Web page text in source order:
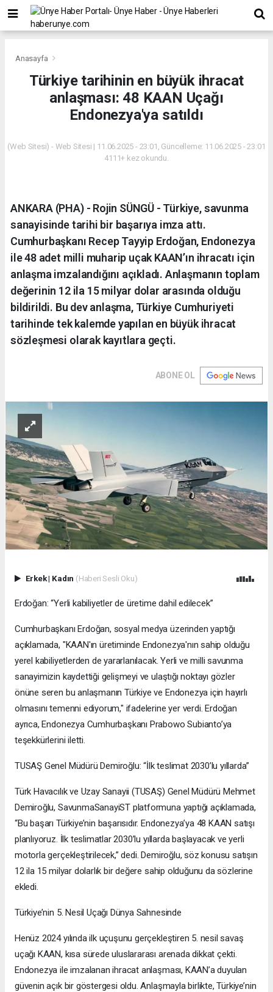
Anasayfa
Türkiye tarihinin en büyük ihracat
anlaşması: 48 KAAN Uçağı
Endonezya'ya satıldı
(Web Sitesi) - Web Sitesi | 11.06.2025 - 23:01, Güncelleme: 11.06.2025 - 23:01
4111+ kez okundu.
ANKARA (PHA) - Rojin SÜNGÜ - Türkiye, savunma
sanayisinde tarihi bir başarıya imza attı.
Cumhurbaşkanı Recep Tayyip Erdoğan, Endonezya
ile 48 adet milli muharip uçak KAAN’ın ihracatı için
anlaşma imzalandığını açıkladı. Anlaşmanın toplam
değerinin 12 ila 15 milyar dolar arasında olduğu
bildirildi. Bu dev anlaşma, Türkiye Cumhuriyeti
tarihinde tek kalemde yapılan en büyük ihracat
sözleşmesi olarak kayıtlara geçti.
ABONE OL
Erkek| Kadın (Haberi Sesli Oku)
Erdoğan: “Yerli kabiliyetler de üretime dahil edilecek”
Cumhurbaşkanı Erdoğan, sosyal medya üzerinden yaptığı
açıklamada, "KAAN'ın üretiminde Endonezya'nın sahip olduğu
yerel kabiliyetlerden de yararlanılacak. Yerli ve milli savunma
sanayimizin kaydettiği gelişmeyi ve ulaştığı noktayı gözler
önüne seren bu anlaşmanın Türkiye ve Endonezya için hayırlı
olmasını temenni ediyorum," ifadelerine yer verdi. Erdoğan
ayrıca, Endonezya Cumhurbaşkanı Prabowo Subianto’ya
teşekkürlerini iletti.
TUSAŞ Genel Müdürü Demiroğlu: “İlk teslimat 2030’lu yıllarda”
Türk Havacılık ve Uzay Sanayii (TUSAŞ) Genel Müdürü Mehmet
Demiroğlu, SavunmaSanayiST platformuna yaptığı açıklamada,
“Bu başarı Türkiye’nin başarısıdır. Endonezya’ya 48 KAAN satışı
planlıyoruz. İlk teslimatlar 2030’lu yıllarda başlayacak ve yerli
motorla gerçekleştirilecek,” dedi. Demiroğlu, söz konusu satışın
12 ila 15 milyar dolarlık bir değere sahip olduğunu da sözlerine
ekledi.
Türkiye’nin 5. Nesil Uçağı Dünya Sahnesinde
Henüz 2024 yılında ilk uçuşunu gerçekleştiren 5. nesil savaş
uçağı KAAN, kısa sürede uluslararası arenada dikkat çekti.
Endonezya ile imzalanan ihracat anlaşması, KAAN’a duyulan
güvenin açık bir göstergesi oldu. Anlaşmayla birlikte, Türkiye’nin